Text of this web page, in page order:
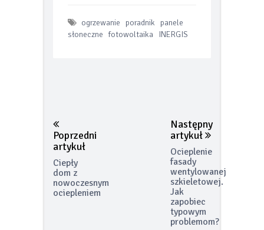
ogrzewanie poradnik
panele
Poprzedni
artykuł
Ciepły
dom z
nowoczesnym
Następny
artykuł
Ocieplenie
fasady
wentylowanej
szkieletowej.
Jak
zapobiec
typowym